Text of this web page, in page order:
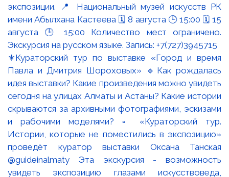
⚜️Кураторский тур по выставке «Город и время
Павла и Дмитрия Шороховых» 🔹Как рождалась
идея выставки? Какие произведения можно увидеть
сегодня на улицах Алматы и Астаны? Какие истории
скрываются за архивными фотографиями, эскизами
и рабочими моделями? ▫️ «Кураторский тур.
Истории, которые не поместились в экспозицию»
проведёт куратор выставки Оксана Танская
@guideinalmaty Эта экскурсия - возможность
увидеть экспозицию глазами искусствоведа,